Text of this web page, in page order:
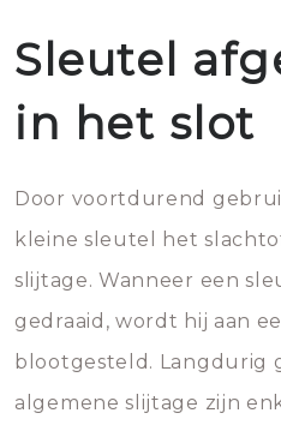
Sleutel
in het slot
Door voortdurend
kleine sleutel het
slijtage. Wanneer een
gedraaid, wordt hij aan
blootgesteld. Langdurig
algemene slijtage zijn